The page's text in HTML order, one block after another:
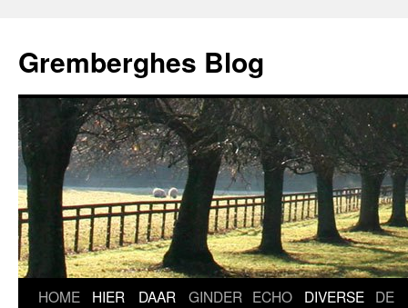
de
inhoud
Gremberghes Blog
HOME HIER DAAR GINDER ECHO DIVERSE DE